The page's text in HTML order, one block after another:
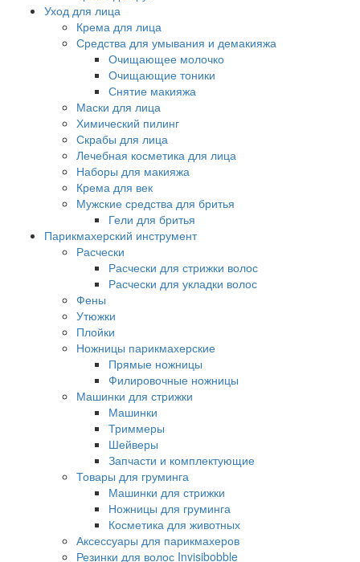
Уход для лица
Крема для лица
Средства для умывания и демакияжа
Очищающее молочко
Очищающие тоники
Снятие макияжа
Маски для лица
Химический пилинг
Скрабы для лица
Лечебная косметика для лица
Наборы для макияжа
Крема для век
Мужские средства для бритья
Гели для бритья
Парикмахерский инструмент
Расчески
Расчески для стрижки волос
Расчески для укладки волос
Фены
Утюжки
Плойки
Ножницы парикмахерские
Прямые ножницы
Филировочные ножницы
Машинки для стрижки
Машинки
Триммеры
Шейверы
Запчасти и комплектующие
Товары для груминга
Машинки для стрижки
Ножницы для груминга
Косметика для животных
Аксессуары для парикмахеров
Резинки для волос Invisibobble